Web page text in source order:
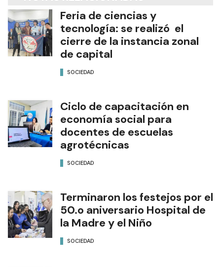
Feria de ciencias y
tecnología: se realizó el
cierre de la instancia zonal
de capital
SOCIEDAD
Ciclo de capacitación en
economía social para
docentes de escuelas
agrotécnicas
SOCIEDAD
Terminaron los festejos por el
50.o aniversario Hospital de
la Madre y el Niño
SOCIEDAD